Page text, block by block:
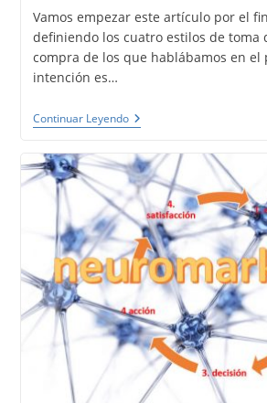
la
entrada:
la
entrada:
Vamos empezar este artículo por el
definiendo los cuatro estilos de toma
compra de los que hablábamos en el
intención es…
Continuar LeyendoEstilos,
Y
Proceso
Cerebral,
De
Toma
De
Decisiones
De
Compra